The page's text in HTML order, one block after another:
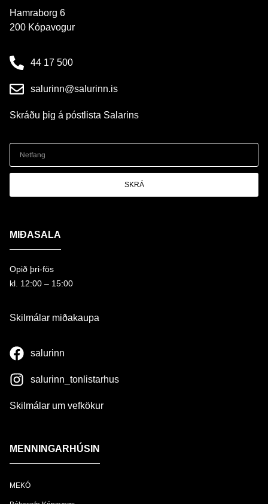
Hamraborg 6
200 Kópavogur
44 17 500
salurinn@salurinn.is
Skráðu þig á póstlista Salarins
SKRÁ
MIÐASALA
Opið þri-fös
kl. 12:00 – 15:00
Skilmálar miðakaupa
salurinn
salurinn_tonlistarhus
Skilmálar um vefkökur
MENNINGARHÚSIN
MEKÓ